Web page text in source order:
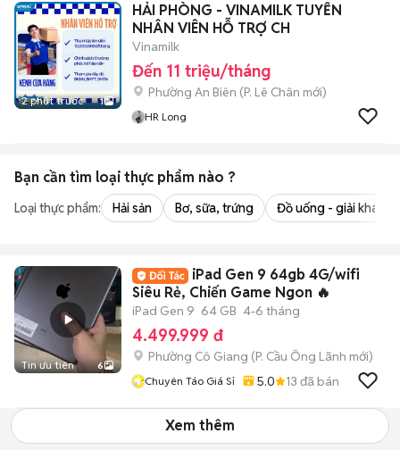
2 phút trước 1
HẢI PHÒNG - VINAMILK TUYỂN
NHÂN VIÊN HỖ TRỢ CH
Vinamilk
Đến 11 triệu/tháng
Phường An Biên (P. Lê Chân mới)
HR Long
Bạn cần tìm loại thực phẩm nào ?
Loại thực phẩm: Hải sản Bơ, sữa, trứng Đồ uống - giải khát
Tin ưu tiên 6
iPad Gen 9 64gb 4G/wifi
Siêu Rẻ, Chiến Game Ngon 🔥
iPad Gen 9 64 GB 4-6 tháng
4.499.999 đ
Phường Cô Giang (P. Cầu Ông Lãnh mới)
Chuyên Táo Giá Sỉ 5.0 13 đã bán
Xem thêm